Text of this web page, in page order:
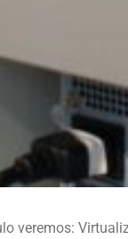
veremos: